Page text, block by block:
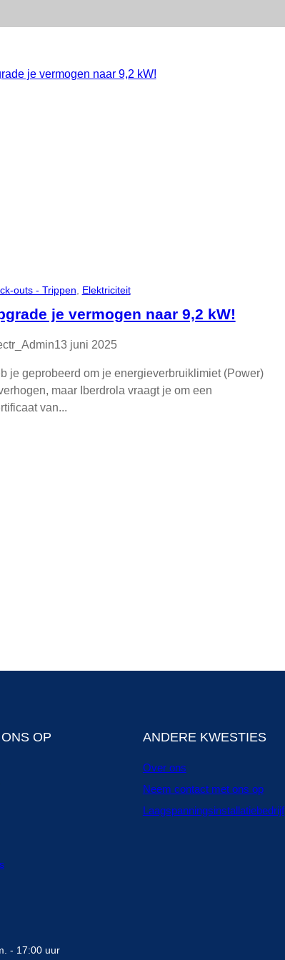
outs - Trippen Elektriciteit
je vermogen naar 9,2 kW!
13 juni 2025
je geprobeerd om je energieverbruiklimiet (Power)
maar Iberdrola vraagt je om een
van...
OP
- 17:00 uur
ANDERE KWESTIES
Over ons
Neem contact met ons op
Laagspanningsinstallatiebedrijf